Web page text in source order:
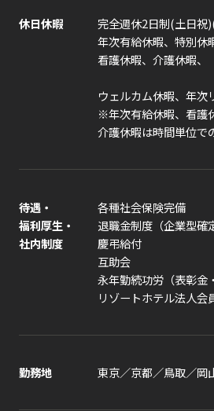
休日休暇
完全週休2日制(土日祝
年次有給休暇、特別休
看護休暇、介護休暇、
ウェルカム休暇、年次
※年次有給休暇、看護
介護休暇は時間単位で
待遇・
福利厚生・
社内制度
各種社会保険完備
退職金制度（企業型確
慶弔給付
互助会
永年勤続功労（表彰金
リゾートホテル法人会
勤務地 東京／京都／鳥取／岡